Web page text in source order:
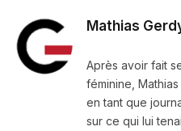
Mathias
Après avoir fait
féminine,
en tant que
sur ce qui lui